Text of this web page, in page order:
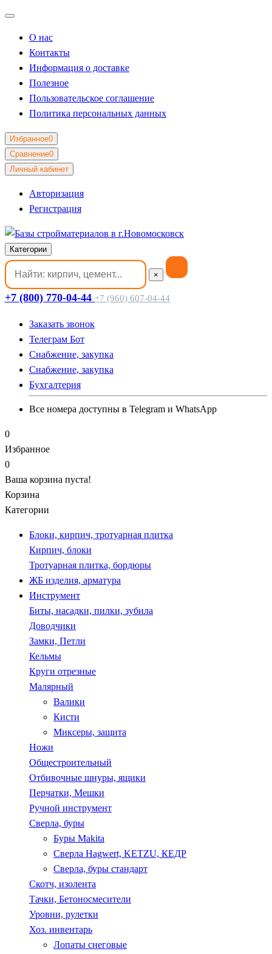
О нас
Контакты
Информация о доставке
Полезное
Пользовательское соглашение
Политика персональных данных
Избранное0
Сравнение0
Личный кабинет
Авторизация
Регистрация
Категории
×
+7 (800) 770-04-44 +7 (960) 607-04-44
Заказать звонок
Телеграм Бот
Cнабжение, закупка
Cнабжение, закупка
Бухгалтерия
Все номера доступны в Telegram и WhatsApp
0
Избранное
0
Ваша корзина пуста!
Корзина
Категории
Блоки, кирпич, тротуарная плитка
Кирпич, блоки
Тротуарная плитка, бордюры
ЖБ изделия, арматура
Инструмент
Биты, насадки, пилки, зубила
Доводчики
Замки, Петли
Кельмы
Круги отрезные
Малярный
Валики
Кисти
Миксеры, защита
Ножи
Общестроительный
Отбивочные шнуры, ящики
Перчатки, Мешки
Ручной инструмент
Сверла, буры
Буры Makita
Сверла Hagwert, KETZU, КЕДР
Сверла, буры стандарт
Скотч, изолента
Тачки, Бетоносмесители
Уровни, рулетки
Хоз. инвентарь
Лопаты снеговые